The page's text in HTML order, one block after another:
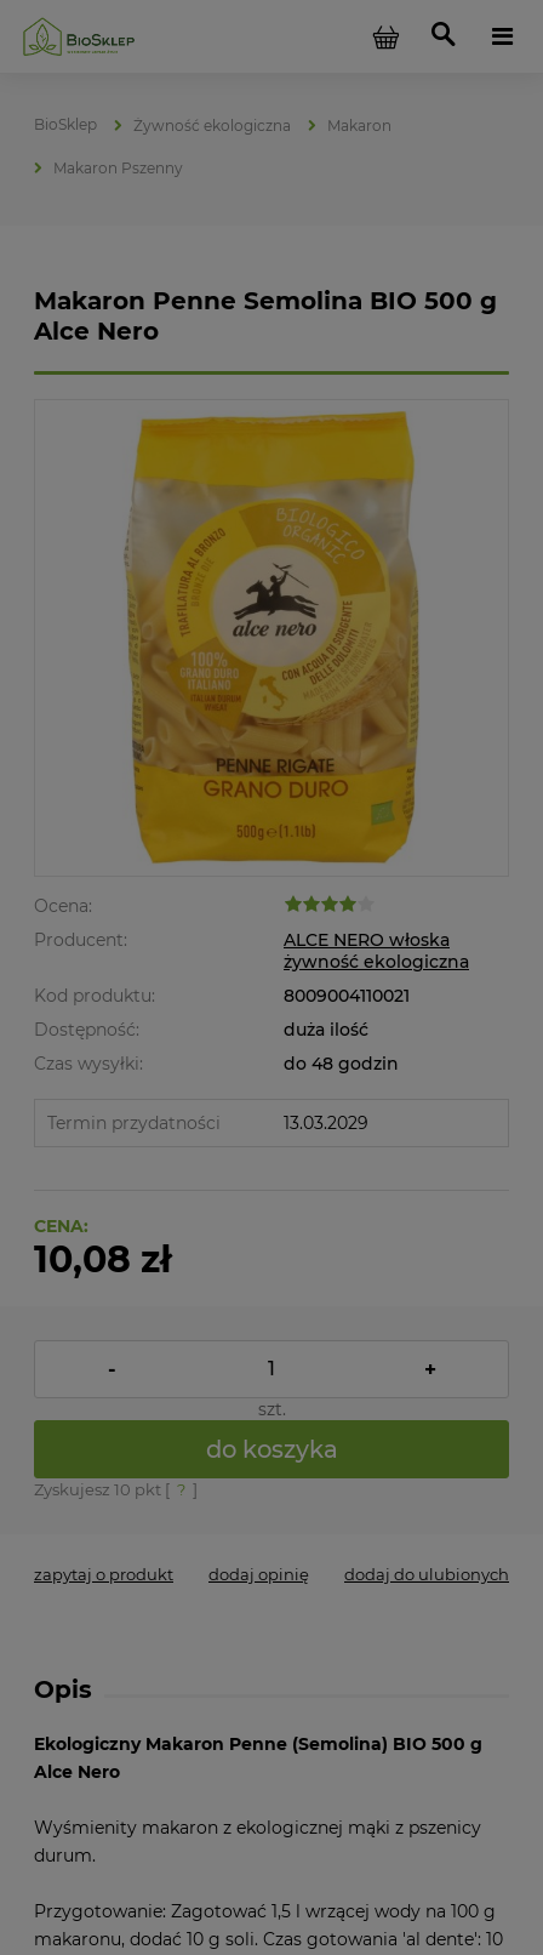
Żywność ekologiczna Makaron
Makaron Pszenny
Makaron Penne Semolina BIO 500 g
Alce Nero
Ocena:
Producent:
ALCE NERO włoska
żywność ekologiczna
Kod produktu:
8009004110021
Dostępność:
duża ilość
Czas wysyłki:
do 48 godzin
Termin przydatności 13.03.2029
CENA:
10,08 zł
- +
szt.
do koszyka
Zyskujesz 10 pkt [ ? ]
zapytaj o produkt dodaj opinię dodaj do ulubionych
Opis
Ekologiczny Makaron Penne (Semolina) BIO 500 g
Alce Nero
Wyśmienity makaron z ekologicznej mąki z pszenicy
durum.
Przygotowanie: Zagotować 1,5 l wrzącej wody na 100 g
makaronu, dodać 10 g soli. Czas gotowania 'al dente': 10